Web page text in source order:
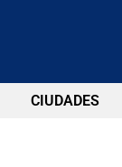
CIUDADES